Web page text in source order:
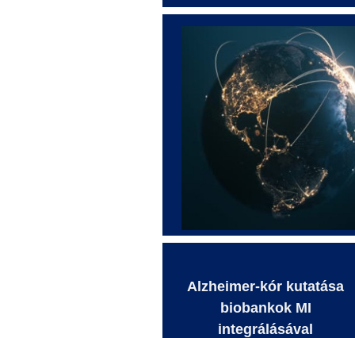
Alzheimer-kór kutatása
biobankokMI
integrálásával